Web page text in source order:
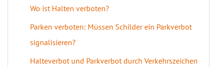
Wo ist Halten verboten?
Parken verboten: Müssen Schilder ein Parkverbot
signalisieren?
Halteverbot und Parkverbot durch Verkehrszeichen